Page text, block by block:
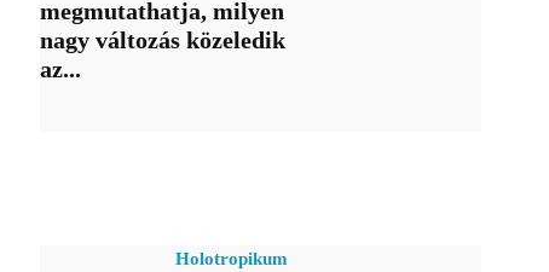
megmutathatja, milyen
nagy változás közeledik
az...
Holotropikum